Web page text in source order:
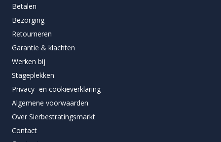
Betalen
Bezorging
Retourneren
Garantie & klachten
Werken bij
Stageplekken
Privacy- en cookieverklaring
Algemene voorwaarden
Over Sierbestratingsmarkt
Contact